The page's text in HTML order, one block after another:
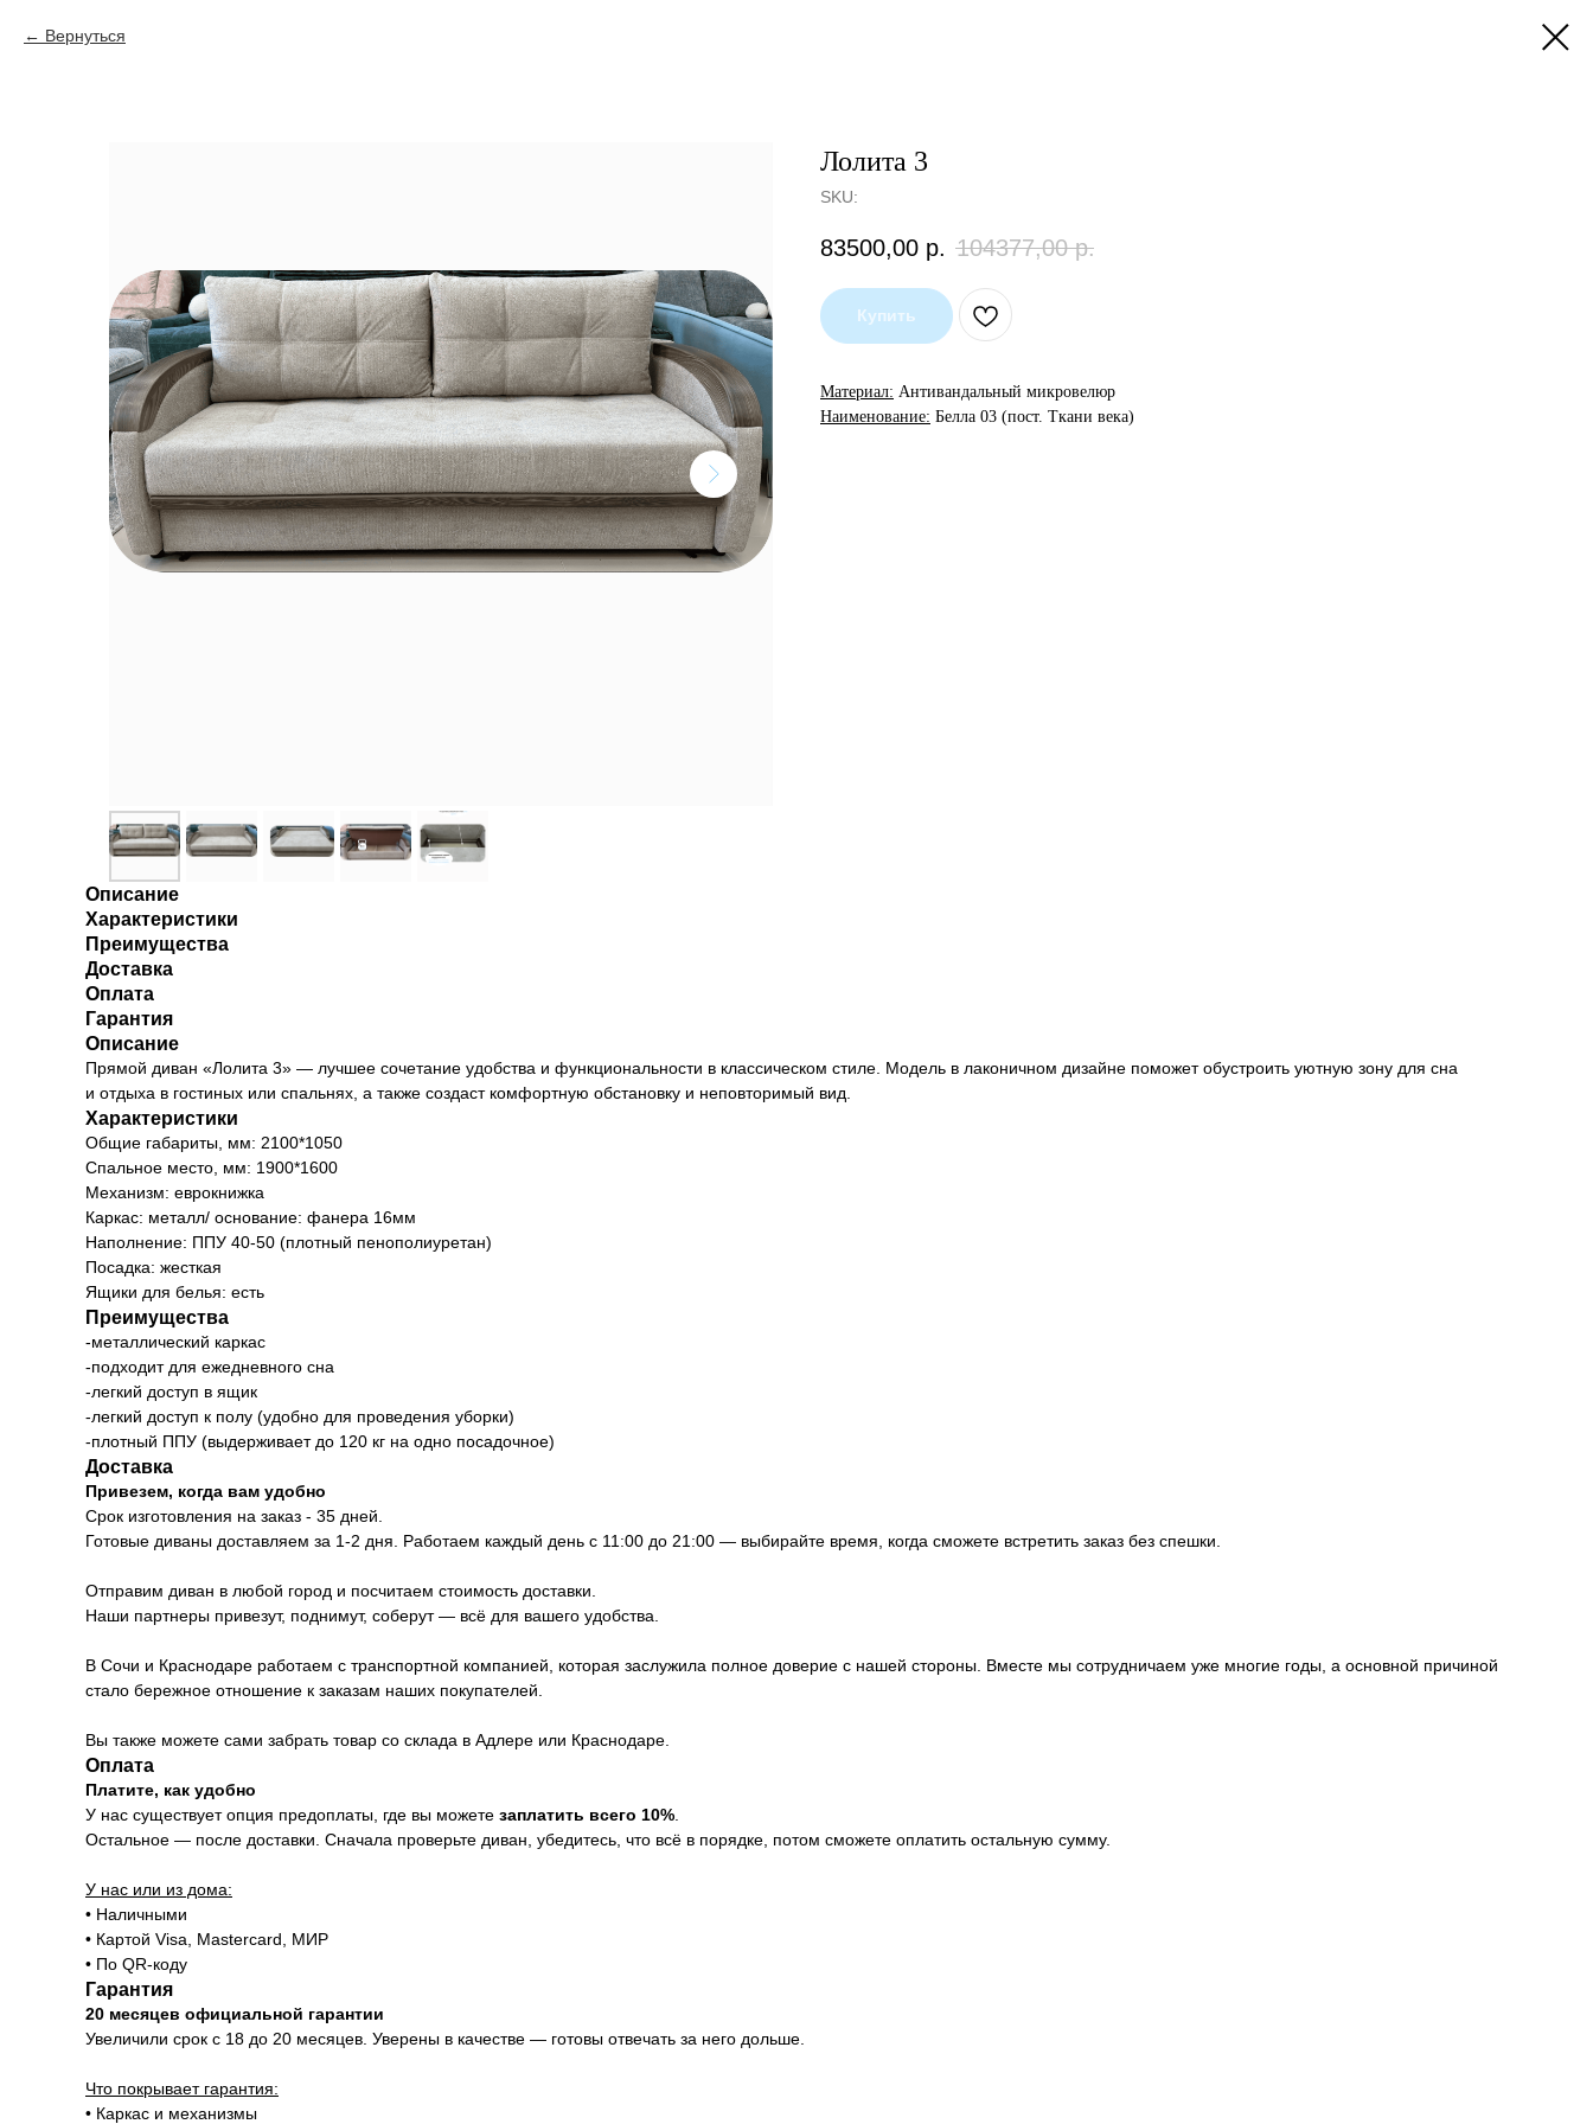
Вернуться
Лолита 3
SKU:
83500,00 р. 104377,00 р.
Купить
Материал: Антивандальный микровелюр
Наименование: Белла 03 (пост. Ткани века)
Описание
Характеристики
Преимущества
Доставка
Оплата
Гарантия
Описание
Прямой диван «Лолита 3» — лучшее сочетание удобства и функциональности в классическом стиле. Модель в лаконичном дизайне поможет обустроить уютную зону для сна
и отдыха в гостиных или спальнях, а также создаст комфортную обстановку и неповторимый вид.
Характеристики
Общие габариты, мм: 2100*1050
Спальное место, мм: 1900*1600
Механизм: еврокнижка
Каркас: металл/ основание: фанера 16мм
Наполнение: ППУ 40-50 (плотный пенополиуретан)
Посадка: жесткая
Ящики для белья: есть
Преимущества
-металлический каркас
-подходит для ежедневного сна
-легкий доступ в ящик
-легкий доступ к полу (удобно для проведения уборки)
-плотный ППУ (выдерживает до 120 кг на одно посадочное)
Доставка
Привезем, когда вам удобно
Срок изготовления на заказ - 35 дней.
Готовые диваны доставляем за 1-2 дня. Работаем каждый день с 11:00 до 21:00 — выбирайте время, когда сможете встретить заказ без спешки.
Отправим диван в любой город и посчитаем стоимость доставки.
Наши партнеры привезут, поднимут, соберут — всё для вашего удобства.
В Сочи и Краснодаре работаем с транспортной компанией, которая заслужила полное доверие с нашей стороны. Вместе мы сотрудничаем уже многие годы, а основной причиной
стало бережное отношение к заказам наших покупателей.
Вы также можете сами забрать товар со склада в Адлере или Краснодаре.
Оплата
Платите, как удобно
У нас существует опция предоплаты, где вы можете заплатить всего 10%
Остальное — после доставки. Сначала проверьте диван, убедитесь, что всё в порядке, потом сможете оплатить остальную сумму.
У нас или из дома:
• Наличными
• Картой Visa, Mastercard, МИР
• По QR-коду
Гарантия
20 месяцев официальной гарантии
Увеличили срок с 18 до 20 месяцев. Уверены в качестве — готовы отвечать за него дольше.
Что покрывает гарантия:
• Каркас и механизмы